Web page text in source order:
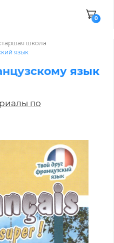
0
школа
язык
язык
по